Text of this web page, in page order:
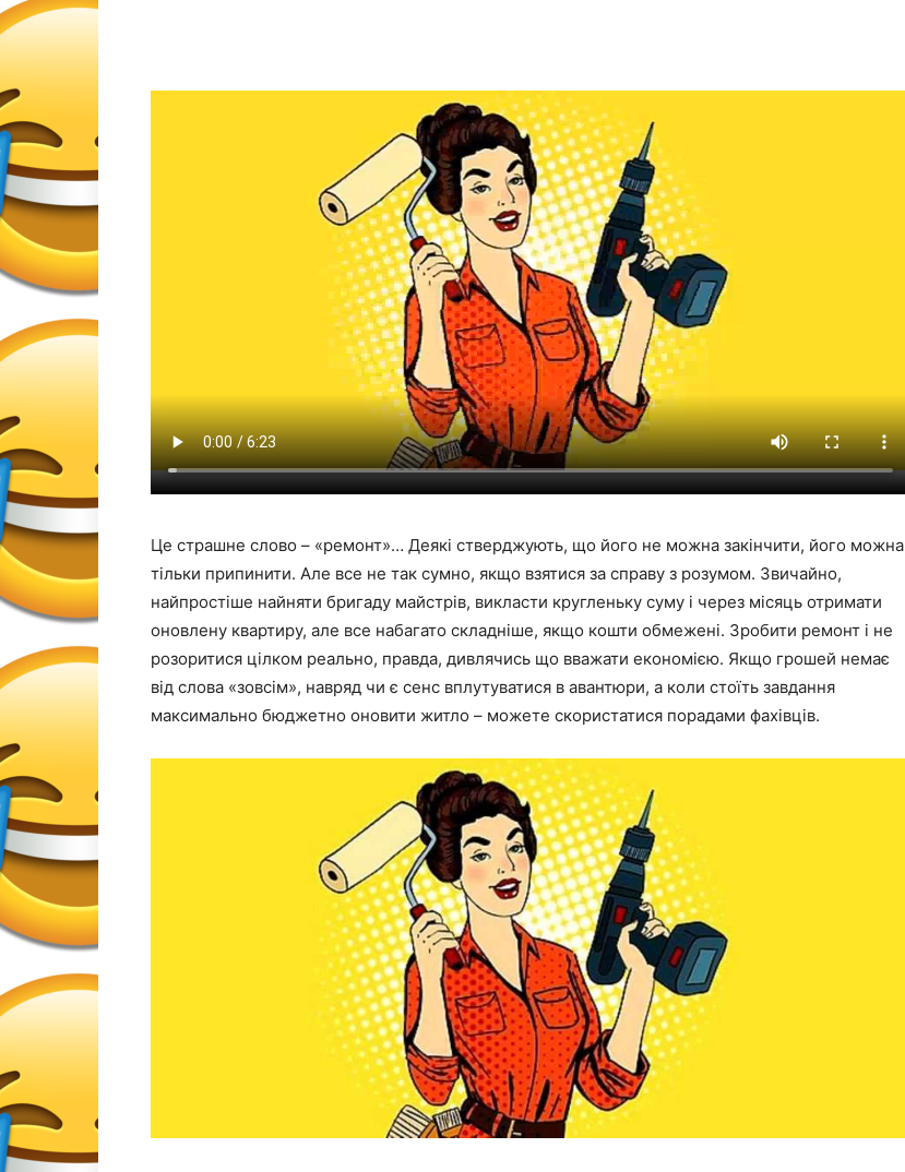
Це страшне слово – «ремонт»… Деякі стверджують, що його не можна закінчити, його можна
тільки припинити. Але все не так сумно, якщо взятися за справу з розумом. Звичайно,
найпростіше найняти бригаду майстрів, викласти кругленьку суму і через місяць отримати
оновлену квартиру, але все набагато складніше, якщо кошти обмежені. Зробити ремонт і не
розоритися цілком реально, правда, дивлячись що вважати економією. Якщо грошей немає
від слова «зовсім», навряд чи є сенс вплутуватися в авантюри, а коли стоїть завдання
максимально бюджетно оновити житло – можете скористатися порадами фахівців.